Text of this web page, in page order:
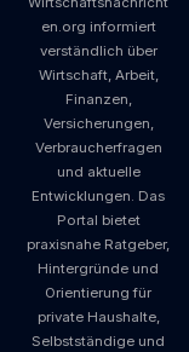
en.org informiert
verständlich über
Wirtschaft, Arbeit,
Finanzen,
Versicherungen,
Verbraucherfragen
und aktuelle
Entwicklungen. Das
Portal bietet
praxisnahe Ratgeber,
Hintergründe und
Orientierung für
private Haushalte,
Selbstständige und